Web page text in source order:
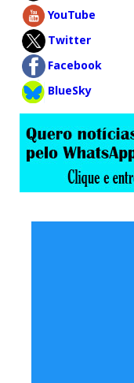
YouTube
Twitter
Facebook
BlueSky